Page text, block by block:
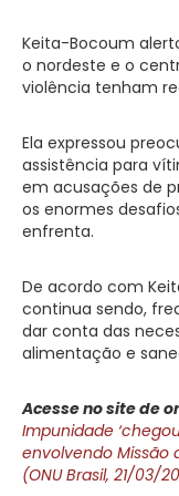
Keita-Bocoum
o nordeste e o
violência tenham
Ela expressou
assistência para
em acusações de
os enormes
enfrenta.
De acordo com
continua sendo,
dar conta das
alimentação e
Acesse no site de
Impunidade
envolvendo Missão
(ONU Brasil, 21/03/